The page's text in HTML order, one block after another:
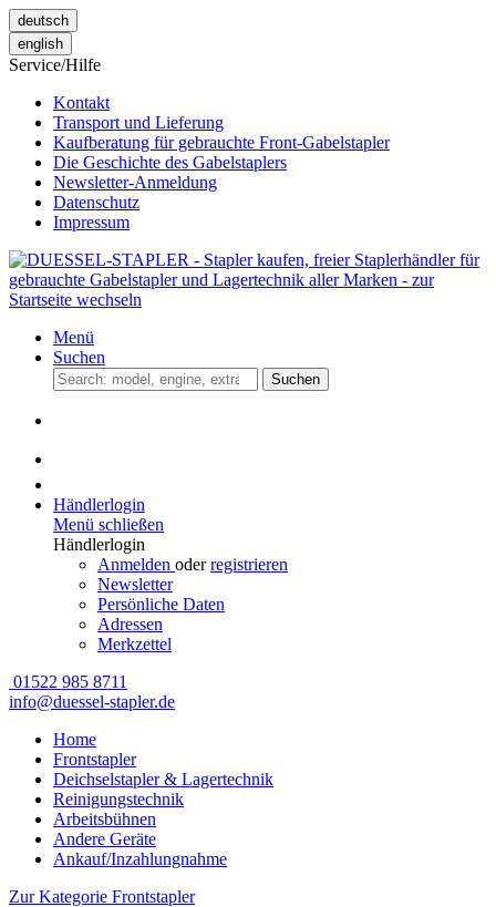
deutsch
english
Service/Hilfe
Kontakt
Transport und Lieferung
Kaufberatung für gebrauchte Front-Gabelstapler
Die Geschichte des Gabelstaplers
Newsletter-Anmeldung
Datenschutz
Impressum
Menü
Suchen
Suchen
Händlerlogin
Menü schließen
Händlerlogin
Anmelden oderregistrieren
Newsletter
Persönliche Daten
Adressen
Merkzettel
01522 985 8711
info@duessel-stapler.de
Home
Frontstapler
Deichselstapler & Lagertechnik
Reinigungstechnik
Arbeitsbühnen
Andere Geräte
Ankauf/Inzahlungnahme
Zur Kategorie Frontstapler